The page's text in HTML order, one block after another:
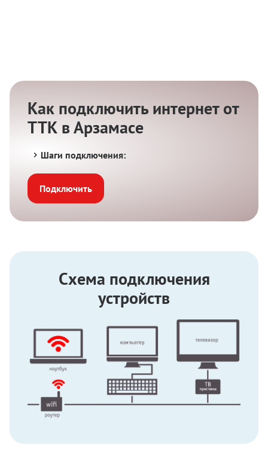
Как подключить интернет от
ТТК в Арзамасе
Шаги подключения:
Подключить
Схема подключения
устройств